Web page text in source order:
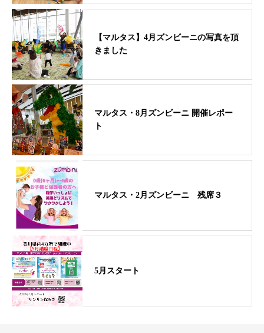
【マルタス】4月ズンビーニの写真を頂
きました
マルタス・8月ズンビーニ 開催レポー
ト
マルタス・2月ズンビーニ 残席３
5月スタート